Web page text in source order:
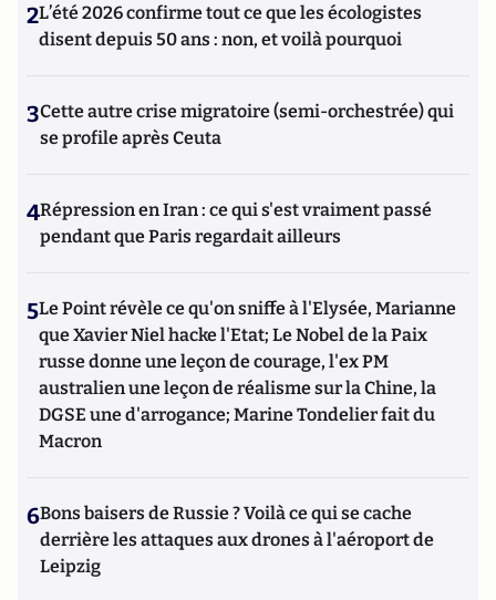
2L’été 2026 confirme tout ce que les écologistes
disent depuis 50 ans : non, et voilà pourquoi
3Cette autre crise migratoire (semi-orchestrée) qui
se profile après Ceuta
4Répression en Iran : ce qui s'est vraiment passé
pendant que Paris regardait ailleurs
5Le Point révèle ce qu'on sniffe à l'Elysée, Marianne
que Xavier Niel hacke l'Etat; Le Nobel de la Paix
russe donne une leçon de courage, l'ex PM
australien une leçon de réalisme sur la Chine, la
DGSE une d'arrogance; Marine Tondelier fait du
Macron
6Bons baisers de Russie ? Voilà ce qui se cache
derrière les attaques aux drones à l'aéroport de
Leipzig